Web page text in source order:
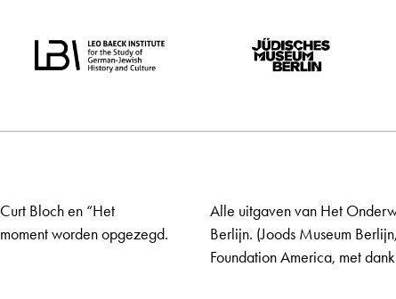
Bloch en “Het
worden opgezegd.
Alle uitgaven van Het
Berlijn. (Joods Museum
Foundation America, met